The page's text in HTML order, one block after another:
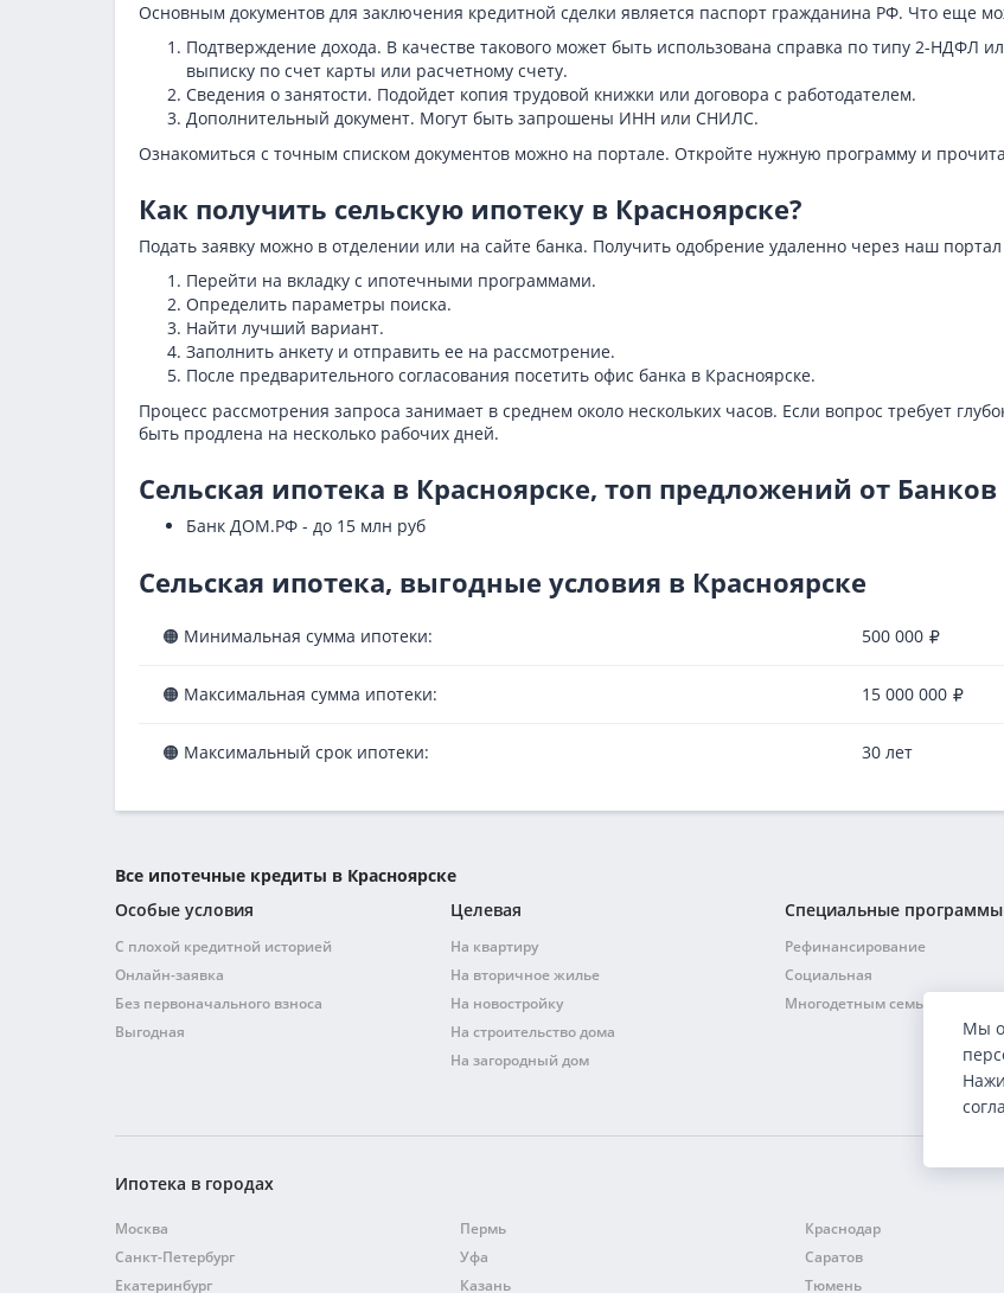
Основным документов для заключения кредитной сделки является паспорт гражданина РФ. Что еще
Подтверждение дохода. В качестве такового может быть использована справка по типу 2-НДФЛ
выписку по счет карты или расчетному счету.
Сведения о занятости. Подойдет копия трудовой книжки или договора с работодателем.
Дополнительный документ. Могут быть запрошены ИНН или СНИЛС.
Ознакомиться с точным списком документов можно на портале. Откройте нужную программу и
Как получить сельскую ипотеку в Красноярске?
Подать заявку можно в отделении или на сайте банка. Получить одобрение удаленно через наш
Перейти на вкладку с ипотечными программами.
Определить параметры поиска.
Найти лучший вариант.
Заполнить анкету и отправить ее на рассмотрение.
После предварительного согласования посетить офис банка в Красноярске.
Процесс рассмотрения запроса занимает в среднем около нескольких часов. Если вопрос требует
быть продлена на несколько рабочих дней.
Сельская ипотека в Красноярске, топ предложений от Банков
Банк ДОМ.РФ - до 15 млн руб
Сельская ипотека, выгодные условия в Красноярске
🟠 Минимальная сумма ипотеки: 500 000
🟠 Максимальная сумма ипотеки: 15 000 000
🟠 Максимальный срок ипотеки: 30 лет
Все ипотечные кредиты в Красноярске
Особые условия
С плохой кредитной историей
Онлайн-заявка
Без первоначального взноса
Выгодная
Целевая
На квартиру
На вторичное жилье
На новостройку
На строительство дома
На загородный дом
Специальные программы
Рефинансирование
Социальная
Многодетным семьям
Ипотека в городах
Москва
Санкт-Петербург
Екатеринбург
Пермь
Уфа
Казань
Краснодар
Саратов
Тюмень
Мы